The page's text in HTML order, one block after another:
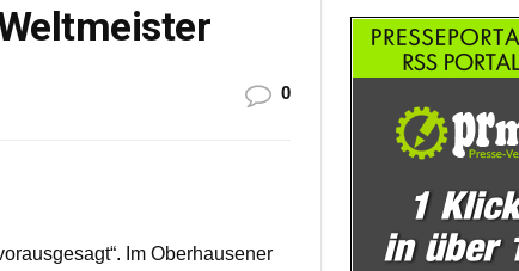
0
Im Oberhausener